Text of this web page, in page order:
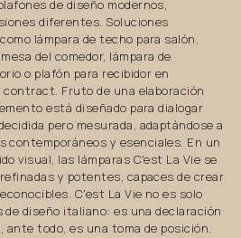
de diseño modernos,
diferentes. Soluciones
lámpara de techo para salón,
del comedor, lámpara de
o plafón para recibidor en
Fruto de una elaboración
está diseñado para dialogar
pero mesurada, adaptándose a
y esenciales. En un
visual, las lámparas C'est La Vie se
y potentes, capaces de crear
C'est La Vie no es solo
de diseño italiano: es una declaración
ante todo, es una toma de posición.